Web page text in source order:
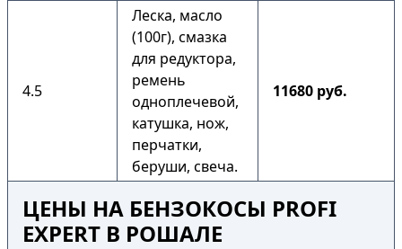
4.5
Леска, масло
(100г), смазка
для редуктора,
ремень
одноплечевой,
катушка, нож,
перчатки,
беруши, свеча.
11680 руб.
ЦЕНЫ НА БЕНЗОКОСЫ PROFI
EXPERT В РОШАЛЕ